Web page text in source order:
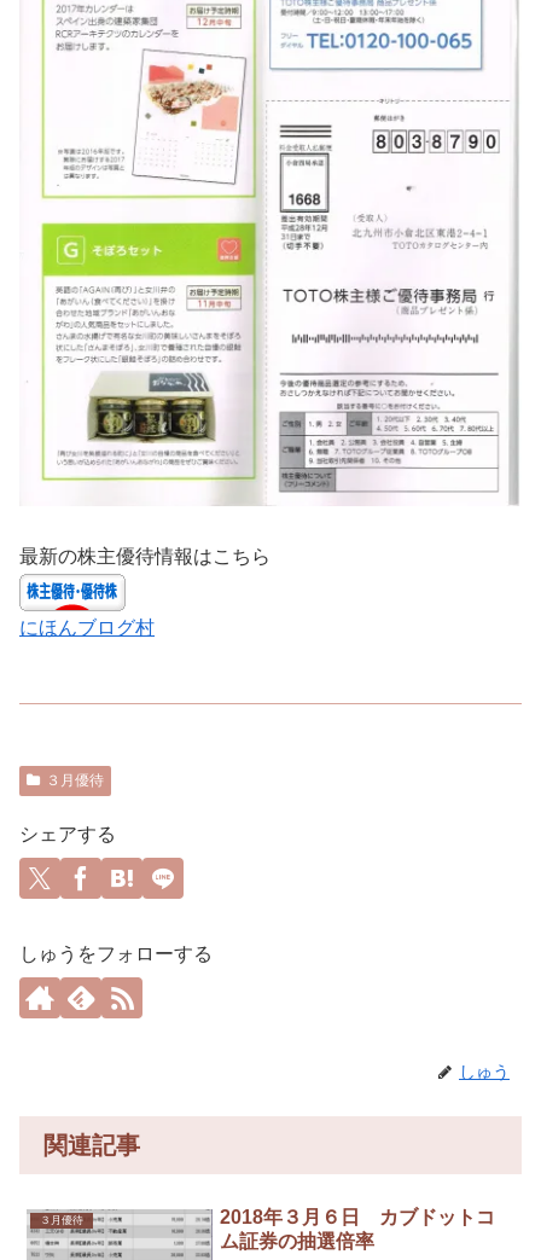
最新の株主優待情報はこちら
にほんブログ村
３月優待
シェアする
しゅうをフォローする
しゅう
関連記事
３月優待
2018年３月６日 カブドットコ
ム証券の抽選倍率